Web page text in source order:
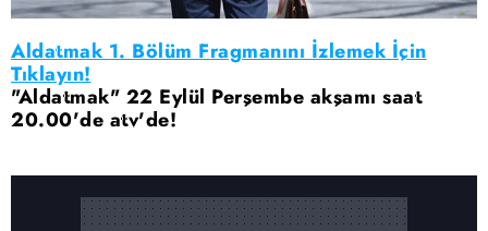
Aldatmak 1. Bölüm Fragmanını İzlemek İçin
Tıklayın!
"Aldatmak" 22 Eylül Perşembe akşamı saat
20.00'de atv'de!